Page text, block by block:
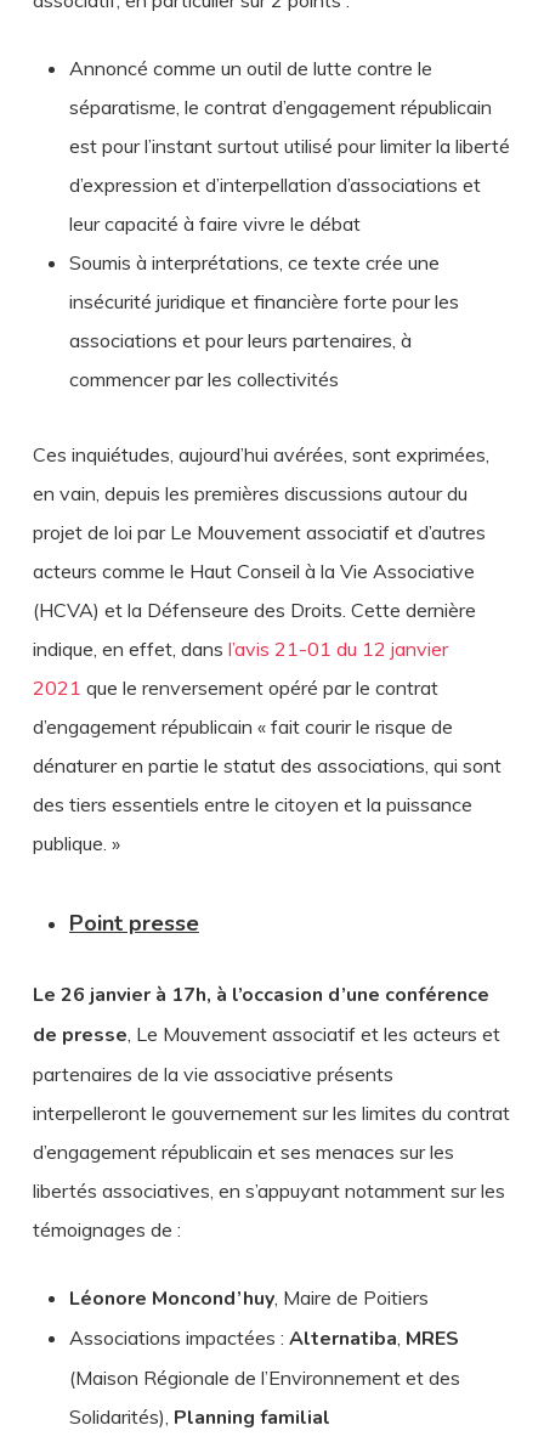
Annoncé comme un outil de lutte contre le
séparatisme, le contrat d’engagement républicain
est pour l’instant surtout utilisé pour limiter la liberté
d’expression et d’interpellation d’associations et
leur capacité à faire vivre le débat
Soumis à interprétations, ce texte crée une
insécurité juridique et financière forte pour les
associations et pour leurs partenaires, à
commencer par les collectivités
Ces inquiétudes, aujourd’hui avérées, sont exprimées,
en vain, depuis les premières discussions autour du
projet de loi par Le Mouvement associatif et d’autres
acteurs comme le Haut Conseil à la Vie Associative
(HCVA) et la Défenseure des Droits. Cette dernière
indique, en effet, dans l’avis 21-01 du 12 janvier
2021 que le renversement opéré par le contrat
d’engagement républicain « fait courir le risque de
dénaturer en partie le statut des associations, qui sont
des tiers essentiels entre le citoyen et la puissance
publique. »
Point presse
Le 26 janvier à 17h, à l’occasion d’une conférence
de presse, Le Mouvement associatif et les acteurs et
partenaires de la vie associative présents
interpelleront le gouvernement sur les limites du contrat
d’engagement républicain et ses menaces sur les
libertés associatives, en s’appuyant notamment sur les
témoignages de :
Léonore Moncond’huy, Maire de Poitiers
Associations impactées : Alternatiba, MRES
(Maison Régionale de l’Environnement et des
Solidarités), Planning familial